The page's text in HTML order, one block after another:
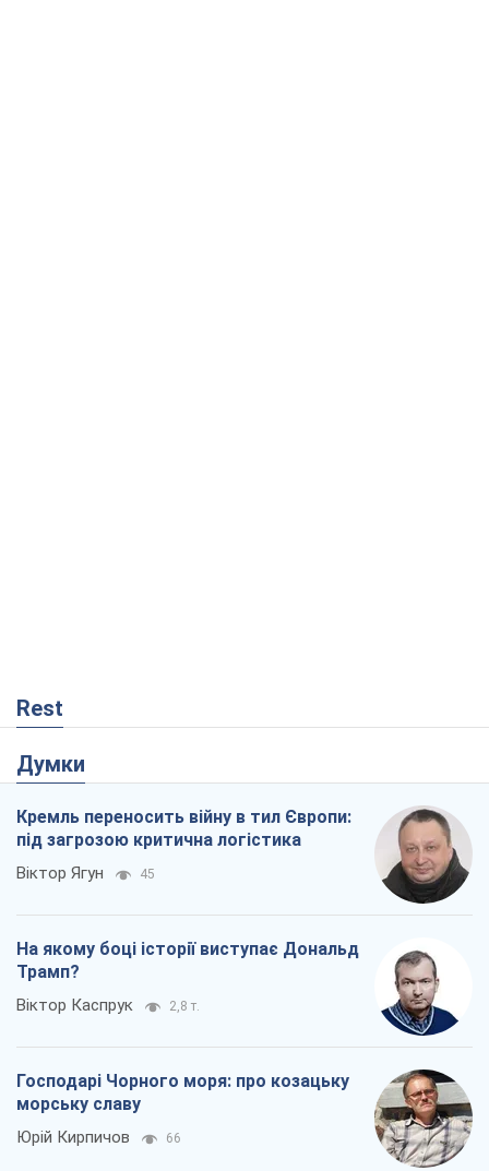
Rest
Думки
Кремль переносить війну в тил Європи:
під загрозою критична логістика
Віктор Ягун 45
На якому боці історії виступає Дональд
Трамп?
Віктор Каспрук 2,8 т.
Господарі Чорного моря: про козацьку
морську славу
Юрій Кирпичов 66